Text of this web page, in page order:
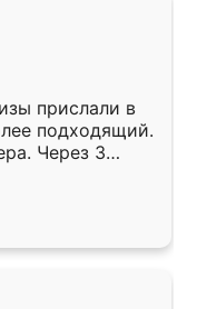
прислали в
подходящий.
Через 3
Остались
Ренессанс